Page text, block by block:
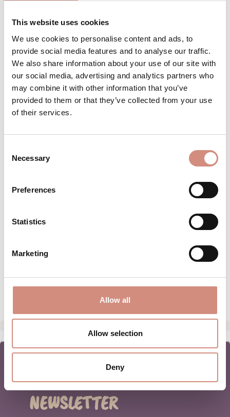
This website uses cookies
We use cookies to personalise content and ads, to
provide social media features and to analyse our traffic.
We also share information about your use of our site with
our social media, advertising and analytics partners who
may combine it with other information that you’ve
provided to them or that they’ve collected from your use
of their services.
Selection
Necessary
Preferences
Statistics
Marketing
Allow all
Allow selection
Deny
Produkt Anzahl: Gib den
Stk IN DEN WARENKORB
Produktnummer:SJ-xs-sa
neuer Liebling für jeden Tag Ob zu Hause
eingekuschelt im Wochenbett mit deinem
MATERIAL
HERSTELLERANGABEN
NEWSLETTER